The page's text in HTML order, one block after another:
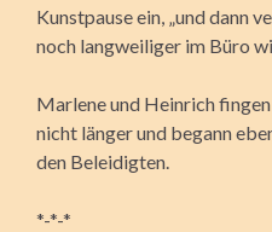
Kunstpause ein, „und dann
noch langweiliger im Büro
Marlene und Heinrich
nicht länger und begann
den Beleidigten.
*-*-*